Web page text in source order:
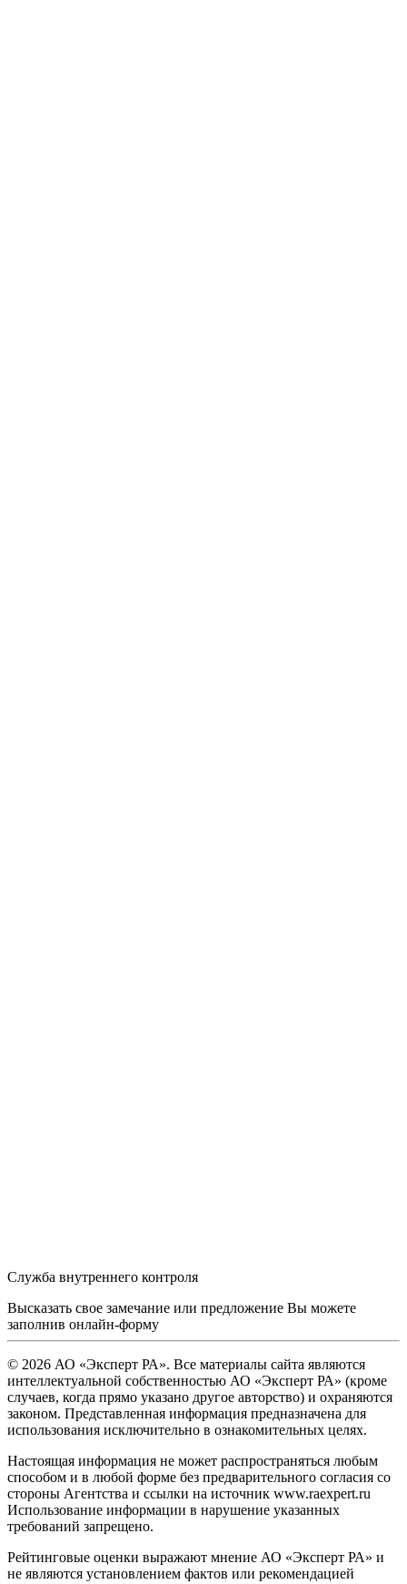
Служба внутреннего контроля
Высказать свое замечание или предложение Вы можете
заполнив онлайн-форму
© 2026 АО «Эксперт РА». Все материалы сайта являются
интеллектуальной собственностью АО «Эксперт РА» (кроме
случаев, когда прямо указано другое авторство) и охраняются
законом. Представленная информация предназначена для
использования исключительно в ознакомительных целях.
Настоящая информация не может распространяться любым
способом и в любой форме без предварительного согласия со
стороны Агентства и ссылки на источник www.raexpert.ru
Использование информации в нарушение указанных
требований запрещено.
Рейтинговые оценки выражают мнение АО «Эксперт РА» и
не являются установлением фактов или рекомендацией